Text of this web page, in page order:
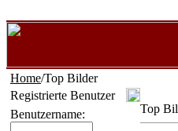
Home/Top Bilder
Registrierte Benutzer
Benutzername:
Top